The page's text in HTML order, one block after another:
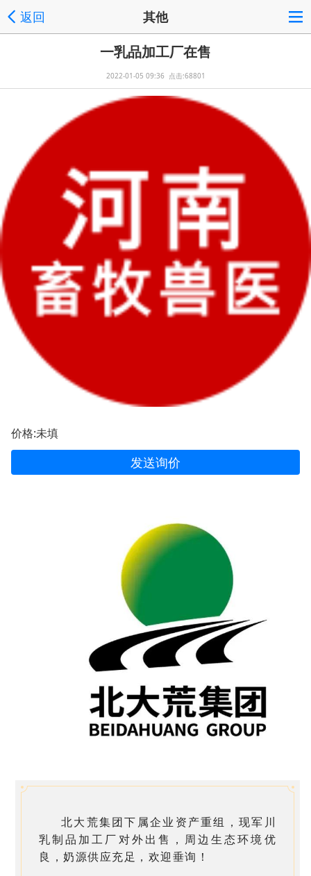
返回 其他
一乳品加工厂在售
2022-01-05 09:36 点击:68801
价格:未填
发送询价
北大荒集团下属企业资产重组，现军川
乳制品加工厂对外出售，周边生态环境优
良，奶源供应充足，欢迎垂询！